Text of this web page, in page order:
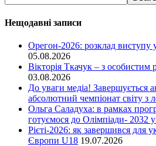
Нещодавні записи
Орегон-2026: розклад виступу
05.08.2026
Вікторія Ткачук – з особистим
03.08.2026
До уваги медіа! Завершується
абсолютний чемпіонат світу з
Ольга Саладуха: в рамках
готуємося до Олімпіади- 2032 у
Рієті-2026: як завершився для
Європи U18 19.07.2026